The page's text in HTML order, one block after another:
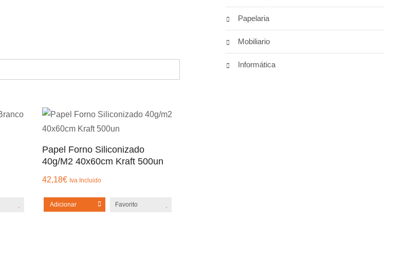
Papel Forno Siliconizado
40g/m2 40x60cm Kraft 500un
42,18€ Iva Incluido
Adicionar Favorito
Papelaria
Mobiliario
Informática